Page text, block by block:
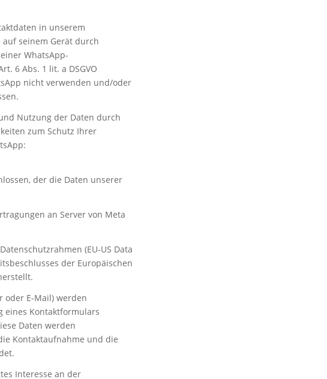
in unserem
seinem Gerät durch
WhatsApp-
6 Abs. 1 lit. a DSGVO
nicht verwenden und/oder
Nutzung der Daten durch
zum Schutz Ihrer
der die Daten unserer
an Server von Meta
(EU-US Data
der Europäischen
oder E-Mail) werden
eines Kontaktformulars
Daten werden
Kontaktaufnahme und die
Interesse an der